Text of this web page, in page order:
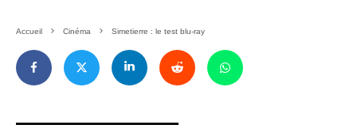
Accueil Cinéma Simetierre : le test blu-ray